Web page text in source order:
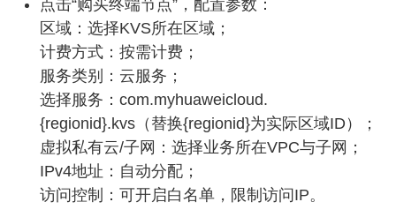
点击“购买终端节点”，配置参数：
区域：选择KVS所在区域；
计费方式：按需计费；
服务类别：云服务；
选择服务：com.myhuaweicloud.
{regionid}.kvs（替换{regionid}为实际区域ID）；
虚拟私有云/子网：选择业务所在VPC与子网；
IPv4地址：自动分配；
访问控制：可开启白名单，限制访问IP。